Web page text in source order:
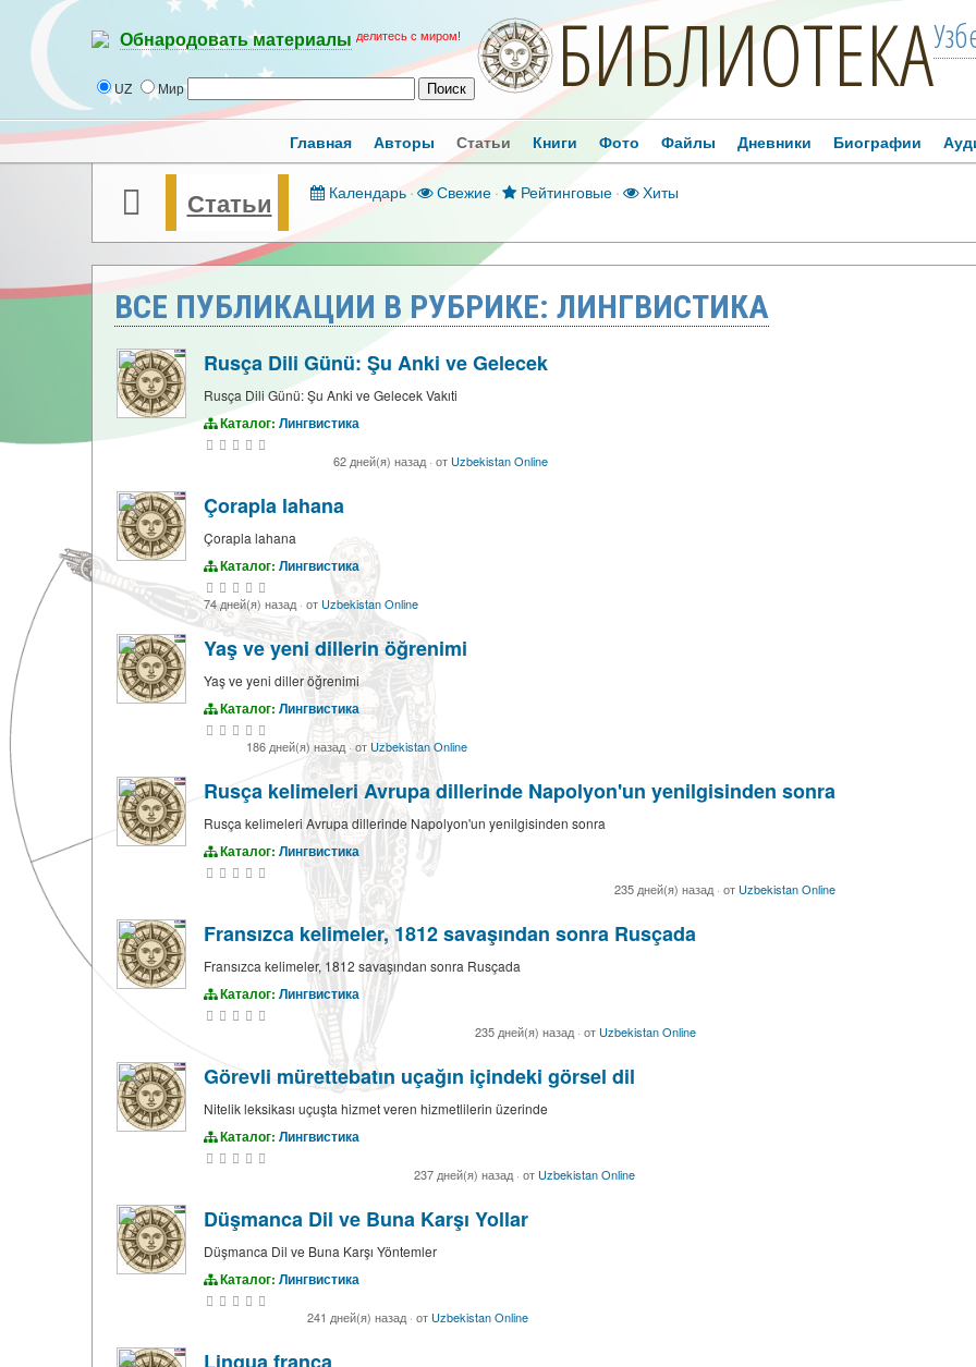
Обнародовать материалы делитесь с миром!
UZ Мир БИБЛИОТЕКА
Главная Авторы Статьи Книги Фото Файлы Дневники Биографии
Статьи Календарь · Свежие · Рейтинговые · Хиты
ВСЕ ПУБЛИКАЦИИ В РУБРИКЕ: ЛИНГВИСТИКА
Rusça Dili Günü: Şu Anki ve Gelecek
Rusça Dili Günü: Şu Anki ve Gelecek Vakıti
Каталог: Лингвистика
62 дней(я) назад · от Uzbekistan Online
Çorapla lahana
Çorapla lahana
Каталог: Лингвистика
74 дней(я) назад · от Uzbekistan Online
Yaş ve yeni dillerin öğrenimi
Yaş ve yeni diller öğrenimi
Каталог: Лингвистика
186 дней(я) назад · от Uzbekistan Online
Rusça kelimeleri Avrupa dillerinde Napolyon'un yenilgisinden sonra
Rusça kelimeleri Avrupa dillerinde Napolyon'un yenilgisinden sonra
Каталог: Лингвистика
235 дней(я) назад · от Uzbekistan Online
Fransızca kelimeler, 1812 savaşından sonra Rusçada
Fransızca kelimeler, 1812 savaşından sonra Rusçada
Каталог: Лингвистика
235 дней(я) назад · от Uzbekistan Online
Görevli mürettebatın uçağın içindeki görsel dil
Nitelik leksikası uçuşta hizmet veren hizmetlilerin üzerinde
Каталог: Лингвистика
237 дней(я) назад · от Uzbekistan Online
Düşmanca Dil ve Buna Karşı Yollar
Düşmanca Dil ve Buna Karşı Yöntemler
Каталог: Лингвистика
241 дней(я) назад · от Uzbekistan Online